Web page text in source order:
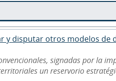
y disputar otros modelos de
signadas por la
un reservorio